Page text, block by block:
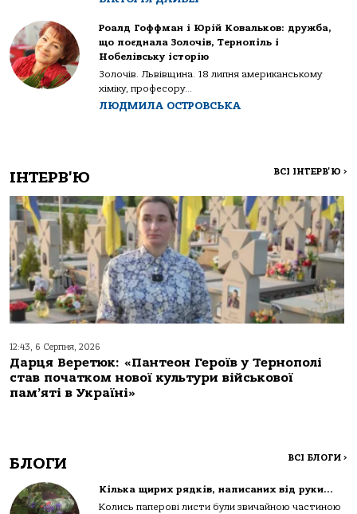
Роалд Гоффман і Юрій Ковальков: дружба,
що поєднала Золочів, Тернопіль і
Нобелівську історію
Золочів. Львівщина. 18 липня американському
хіміку, професору...
ЛЮДМИЛА ОСТРОВСЬКА
ІНТЕРВ'Ю ВСІ ІНТЕРВ'Ю >
12:43, 6 Серпня, 2026
Дарця Веретюк: «Пантеон Героїв у Тернополі
став початком нової культури військової
пам’яті в Україні»
БЛОГИ ВСІ БЛОГИ >
Кілька щирих рядків, написаних від руки…
Колись паперові листи були звичайною частиною